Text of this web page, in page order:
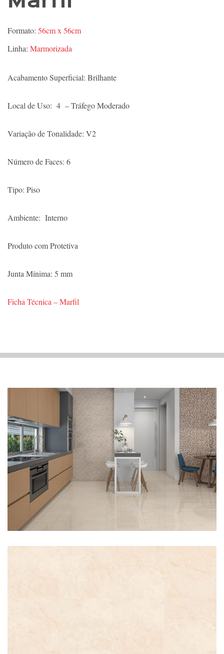
Formato: 56cm x 56cm
Linha: Marmorizada
Acabamento Superficial: Brilhante
Local de Uso: 4 – Tráfego Moderado
Variação de Tonalidade: V2
Número de Faces: 6
Tipo: Piso
Ambiente: Interno
Produto com Protetiva
Junta Mínima: 5 mm
Ficha Técnica – Marfil